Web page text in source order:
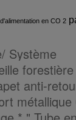
en CO 2
Système
forestière
anti-
métallique